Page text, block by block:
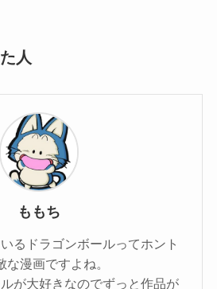
人
ももち
るドラゴンボールってホント
な漫画ですよね。
が大好きなのでずっと作品が